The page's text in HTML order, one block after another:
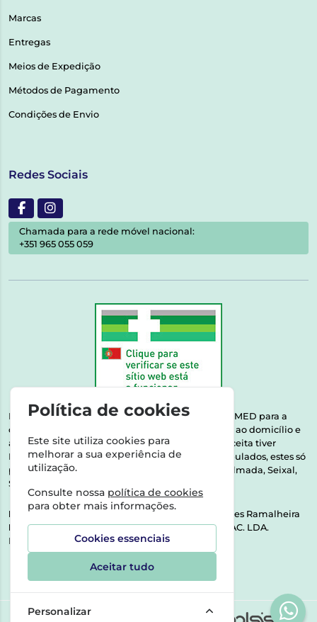
Marcas
Entregas
Meios de Expedição
Métodos de Pagamento
Condições de Envio
Redes Sociais
Chamada para a rede móvel nacional:
+351 965 055 059
Esta farmácia encontra-se autorizada pelo INFARMED para a
dispensa de medicamentos e produtos de saúde ao domicílio e
através da internet. Medicamentos | Se na sua receita tiver
MSRM, MNSRM, MSRMV ou Medicamentos Manipulados, estes só
podem ser entregues nos seguintes concelhos: Almada, Seixal,
Sesimbra, Oeiras e Lisboa.
Direção Técnica:
Dra. Raquel Alexandra Fernandes Ramalheira
NIPC:513064133 | ASPAS E NÚMEROS SOC. FARMAC. LDA.
Rua dos Castanheiros 5 AB Feijó2810-036 Almada
Política de cookies
Este site utiliza cookies para
melhorar a sua experiência de
utilização.
Consulte nossa política de cookies
para obter mais informações.
Cookies essenciais
Aceitar tudo
Personalizar